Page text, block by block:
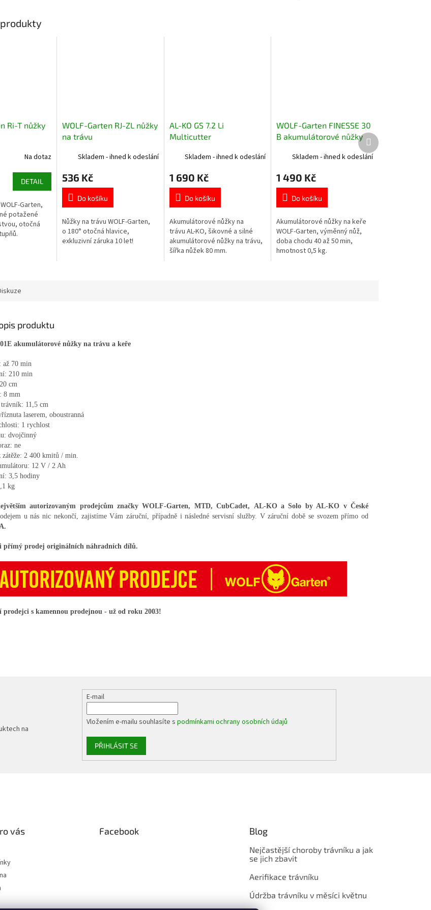
Ri-T nůžky
Na dotaz
DETAIL
Garten,
potažené
otočná
WOLF-Garten RJ-ZL nůžky
na trávu
Skladem - ihned k odeslání
536 Kč
Do košíku
Nůžky na trávu WOLF-Garten,
o 180° otočná hlavice,
exkluzivní záruka 10 let!
AL-KO GS 7.2 Li
Multicutter
trávuSkladem - ihned k odeslání
1 690 Kč
Do košíku
Akumulátorové nůžky na
trávu AL-KO, šikovné a silné
akumulátorové nůžky na trávu,
šířka nůžek 80 mm.
WOLF-Garten FINESSE 30
B akumulátorové nůžky
Skladem - ihned k odeslání
1 490 Kč
Do košíku
Akumulátorové nůžky na keře
WOLF-Garten, výměnný nůž,
doba chodu 40 až 50 min,
hmotnost 0,5 kg.
Další
produkt
produktu
akumulátorové nůžky na trávu a keře
až 70 min
210 min
cm
8 mm
11,5 cm
laserem, oboustranná
1 rychlost
dvojčinný
ne
zátěže: 2 400 kmitů / min.
12 V / 2 Ah
3,5 hodiny
kg
autorizovaným prodejcům značky WOLF-Garten, MTD, CubCadet, AL-KO a Solo by AL-KO v České
u nás nic nekončí, zajistíme Vám záruční, případně i následné servisní služby. V záruční době se svozem přímo od
přímý prodej originálních náhradních dílů.
prodejci s kamennou prodejnou - už od roku 2003!
na
E-mail
Vložením e-mailu souhlasíte spodmínkami ochrany osobních údajů
PŘIHLÁSIT SE
vás Facebook Blog
Nejčastější choroby trávníku a jak
se jich zbavit
Aerifikace trávníku
Údržba trávníku v měsíci květnu